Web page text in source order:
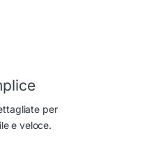
per
e veloce.